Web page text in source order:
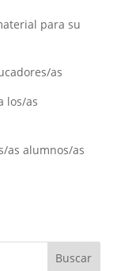
para su
as
los/as
as alumnos/as